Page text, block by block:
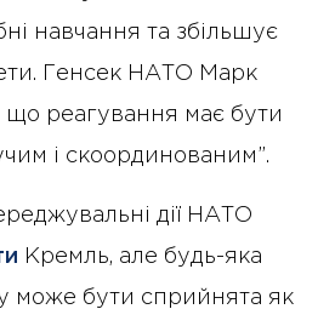
навчання та збільшує
Генсек НАТО Марк
що реагування має бути
і скоординованим”.
дії НАТО
Кремль, але будь-яка
може бути сприйнята як